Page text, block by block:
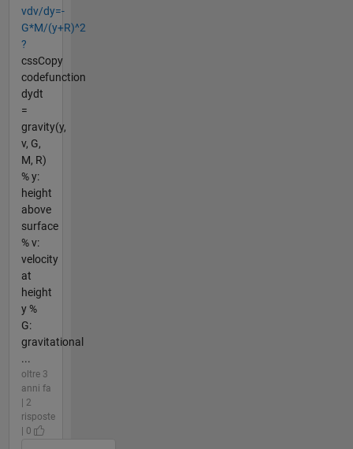
vdv/dy=-
G*M/(y+R)^2
?
cssCopy
codefunction
dydt
=
gravity(y,
v, G,
M, R)
% y:
height
above
surface
% v:
velocity
at
height
y %
G:
gravitational
...
oltre 3
anni fa
| 2
risposte
| 0